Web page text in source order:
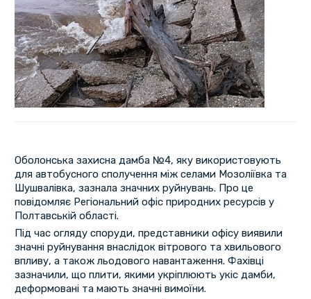
Оболонська захисна дамба №4, яку використовують
для автобусного сполучення між селами Мозоліївка та
Шушвалівка, зазнала значних руйнувань. Про це
повідомляє Регіональний офіс природних ресурсів у
Полтавській області.
Під час огляду споруди, представники офісу виявили
значні руйнування внаслідок вітрового та хвильового
впливу, а також льодового навантаження. Фахівці
зазначили, що плити, якими укріплюють укіс дамби,
деформовані та мають значні вимоїни.